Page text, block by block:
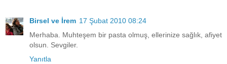
Birsel ve İrem 17 Şubat 2010 08:24
Merhaba. Muhteşem bir pasta olmuş, ellerinize sağlık, afiyet
olsun. Sevgiler.
Yanıtla